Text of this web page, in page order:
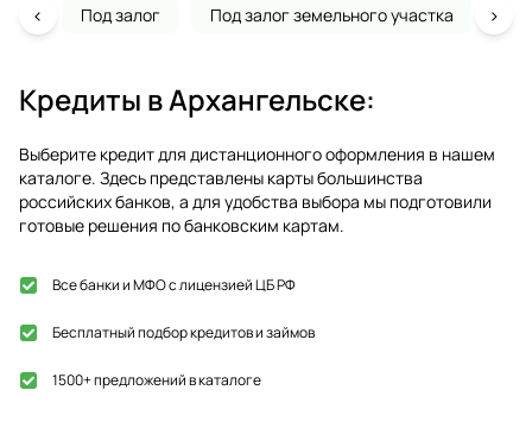
Под залог Под залог земельного участка
‹ ›
Кредиты вАрхангельске:
Выберите кредит для дистанционного оформления в нашем
каталоге. Здесь представлены карты большинства
российских банков, а для удобства выбора мы подготовили
готовые решения по банковским картам.
Все банки и МФО с лицензией ЦБ РФ
Бесплатный подбор кредитов и займов
1500+ предложений в каталоге